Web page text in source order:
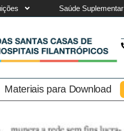
Saúde Suplementar
Materiais para Download